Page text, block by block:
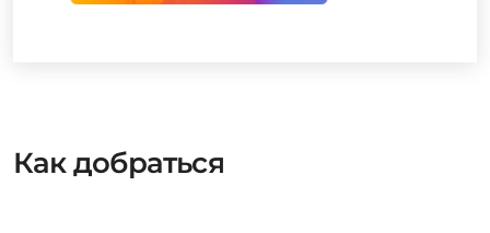
Как добраться